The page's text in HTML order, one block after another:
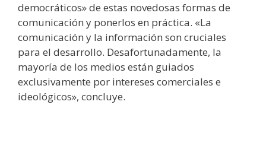
democráticos» de estas novedosas formas de
comunicación y ponerlos en práctica. «La
comunicación y la información son cruciales
para el desarrollo. Desafortunadamente, la
mayoría de los medios están guiados
exclusivamente por intereses comerciales e
ideológicos», concluye.